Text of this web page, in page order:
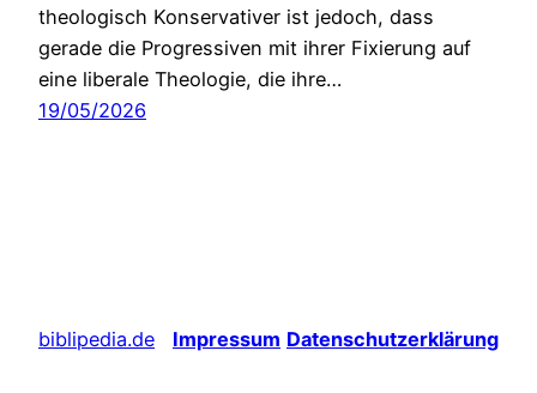
theologisch Konservativer ist jedoch, dass
gerade die Progressiven mit ihrer Fixierung auf
eine liberale Theologie, die ihre…
19/05/2026
biblipedia.de Impressum Datenschutzerklärung